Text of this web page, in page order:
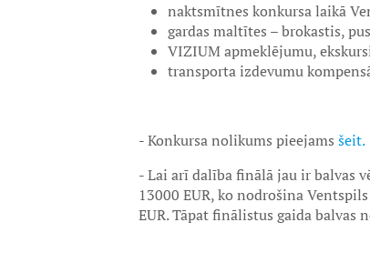
naktsmītnes konkursa laikā
gardas maltītes – brokastis,
VIZIUM apmeklējumu,
transporta izdevumu
- Konkursa nolikums pieejams šeit.
- Lai arī dalība finālā jau ir balvas
13000 EUR, ko nodrošina
EUR. Tāpat finālistus gaida